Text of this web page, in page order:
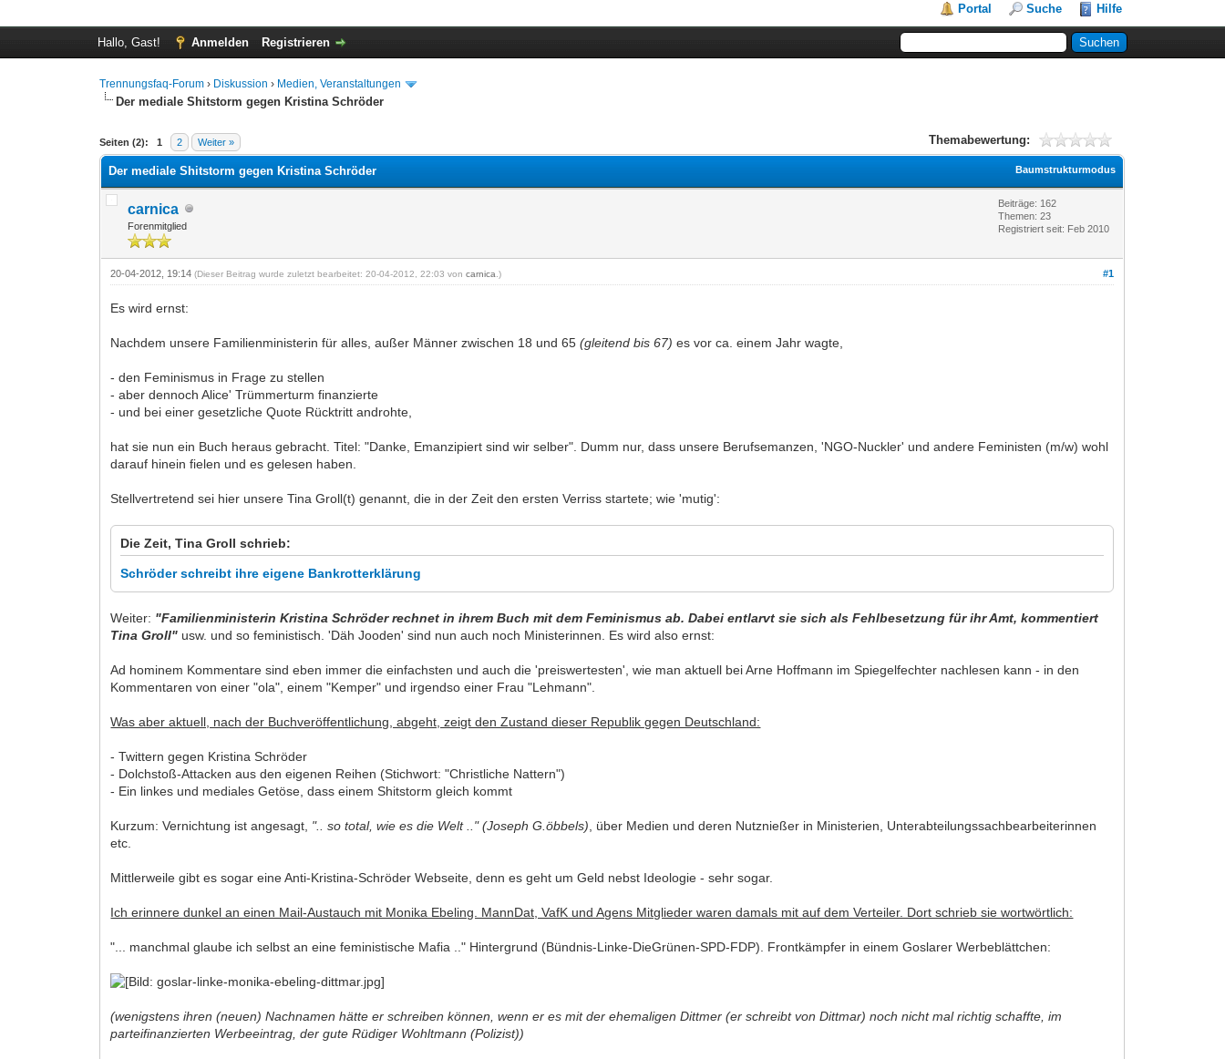
Portal Suche Hilfe
Hallo, Gast! Anmelden Registrieren
Trennungsfaq-Forum › Diskussion › Medien, Veranstaltungen
Der mediale Shitstorm gegen Kristina Schröder
Seiten (2): 1 2 Weiter » Themabewertung:
0 Bewertung(en) - 0 im Durchschnitt
1
2
3
4
5
Baumstrukturmodus
Der mediale Shitstorm gegen Kristina Schröder
carnica
Forenmitglied
Beiträge: 162
Themen: 23
Registriert seit: Feb 2010
#1
20-04-2012, 19:14(Dieser Beitrag wurde zuletzt bearbeitet: 20-04-2012, 22:03 voncarnica .)
Es wird ernst:
Nachdem unsere Familienministerin für alles, außer Männer zwischen 18 und 65(gleitend bis 67) es vor ca. einem Jahr wagte,
- den Feminismus in Frage zu stellen
- aber dennoch Alice' Trümmerturm finanzierte
- und bei einer gesetzliche Quote Rücktritt androhte,
hat sie nun ein Buch heraus gebracht. Titel: "Danke, Emanzipiert sind wir selber". Dumm nur, dass unsere Berufsemanzen, 'NGO-Nuckler' und andere Feministen (m/w) wohl
darauf hinein fielen und es gelesen haben.
Stellvertretend sei hier unsere Tina Groll(t) genannt, die in der Zeit den ersten Verriss startete; wie 'mutig':
Die Zeit, Tina Groll schrieb:
Schröder schreibt ihre eigene Bankrotterklärung
Weiter: "Familienministerin Kristina Schröder rechnet in ihrem Buch mit dem Feminismus ab. Dabei entlarvt sie sich als Fehlbesetzung für ihr Amt, kommentiert
Tina Groll" usw. und so feministisch. 'Däh Jooden' sind nun auch noch Ministerinnen. Es wird also ernst:
Ad hominem Kommentare sind eben immer die einfachsten und auch die 'preiswertesten', wie man aktuell bei Arne Hoffmann im Spiegelfechter nachlesen kann - in den
Kommentaren von einer "ola", einem "Kemper" und irgendso einer Frau "Lehmann".
Was aber aktuell, nach der Buchveröffentlichung, abgeht, zeigt den Zustand dieser Republik gegen Deutschland:
- Twittern gegen Kristina Schröder
- Dolchstoß-Attacken aus den eigenen Reihen (Stichwort: "Christliche Nattern")
- Ein linkes und mediales Getöse, dass einem Shitstorm gleich kommt
Kurzum: Vernichtung ist angesagt, ".. so total, wie es die Welt .." (Joseph G.öbbels) , über Medien und deren Nutznießer in Ministerien, Unterabteilungssachbearbeiterinnen
etc.
Mittlerweile gibt es sogar eine Anti-Kristina-Schröder Webseite, denn es geht um Geld nebst Ideologie - sehr sogar.
Ich erinnere dunkel an einen Mail-Austauch mit Monika Ebeling. MannDat, VafK und Agens Mitglieder waren damals mit auf dem Verteiler. Dort schrieb sie wortwörtlich:
"... manchmal glaube ich selbst an eine feministische Mafia .." Hintergrund (Bündnis-Linke-DieGrünen-SPD-FDP). Frontkämpfer in einem Goslarer Werbeblättchen:
(wenigstens ihren (neuen) Nachnamen hätte er schreiben können, wenn er es mit der ehemaligen Dittmer (er schreibt von Dittmar) noch nicht mal richtig schaffte, im
parteifinanzierten Werbeeintrag, der gute Rüdiger Wohltmann (Polizist))